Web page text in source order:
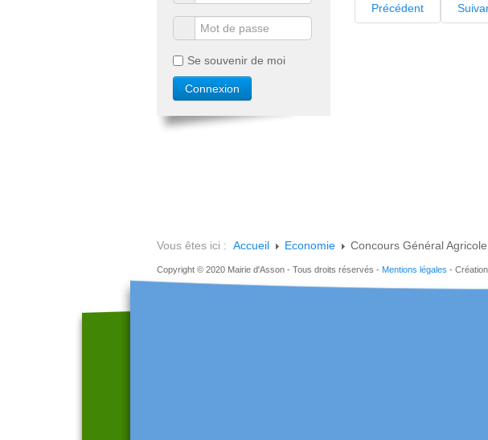
Précédent
Se souvenir de moi
Vous êtes ici : Accueil Economie Concours Général
Copyright © 2020 Mairie d'Asson - Tous droits réservés - Mentions légales - Création